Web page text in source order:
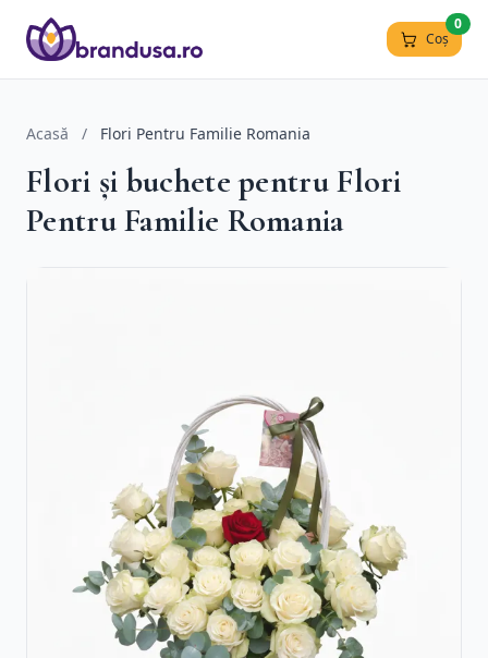
Coș
0
Acasă / Flori Pentru Familie Romania
Flori și buchete pentru Flori
Pentru Familie Romania